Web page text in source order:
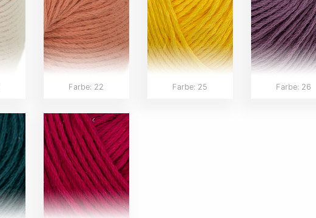
Farbe: 22 Farbe: 25 Farbe: 26